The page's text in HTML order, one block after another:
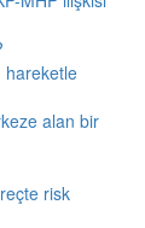
hareketle
alan bir
risk